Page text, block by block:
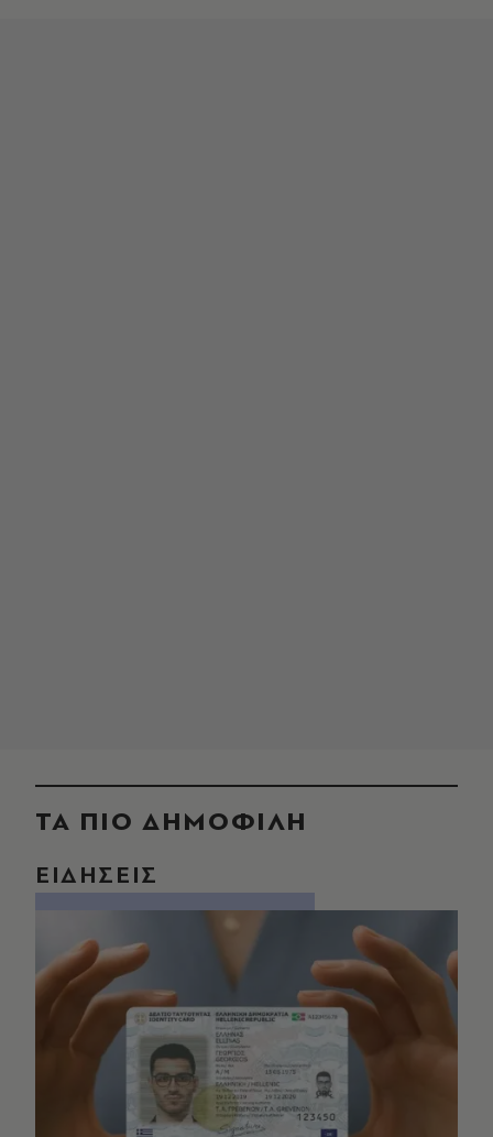
ΤΑ ΠΙΟ ΔΗΜΟΦΙΛΗ
ΕΙΔΗΣΕΙΣ